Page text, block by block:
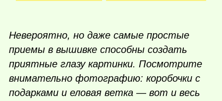
Невероятно, но даже самые простые
приемы в вышивке способны создать
приятные глазу картинки. Посмотрите
внимательно фотографию: коробочки с
подарками и еловая ветка — вот и весь